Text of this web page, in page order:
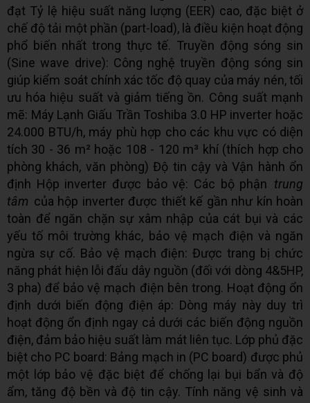
đạt Tỷ lệ hiệu suất năng lượng (EER) cao, đặc biệt ở
chế độ tải một phần (part-load), là điều kiện hoạt động
phổ biến nhất trong thực tế. Truyền động sóng sin
(Sine wave drive): Công nghệ truyền động sóng sin
giúp kiểm soát chính xác tốc độ quay của máy nén, tối
ưu hóa hiệu suất và giảm tiếng ồn. Công suất mạnh
mẽ: Máy Lạnh Giấu Trần Toshiba 3.0 HP inverter hoặc
24.000 BTU/h, máy phù hợp cho các khu vực có diện
tích 30 - 36 m² hoặc 108 - 120 m³ khí (thích hợp cho
phòng khách, văn phòng) Độ tin cậy và Vận hành ổn
định Hộp inverter được bảo vệ: Các bộ phận trung
tâm của hộp inverter được thiết kế gần như kín hoàn
toàn để ngăn chặn sự xâm nhập của cát bụi và các
yếu tố môi trường khác, bảo vệ mạch điện và ngăn
ngừa sự cố. Bảo vệ mạch điện: Được trang bị chức
năng phát hiện lỗi đấu dây nguồn (đối với dòng 4&5HP,
3 pha) để bảo vệ mạch điện bên trong. Hoạt động ổn
định dưới biến động điện áp: Dòng máy này duy trì
hoạt động ổn định ngay cả dưới các biến động nguồn
điện, đảm bảo hiệu suất làm mát liên tục. Lớp phủ đặc
biệt cho PC board: Bảng mạch in (PC board) được phủ
một lớp bảo vệ đặc biệt để chống lại bụi bẩn và độ
ẩm, tăng độ bền và độ tin cậy. Tính năng vệ sinh và